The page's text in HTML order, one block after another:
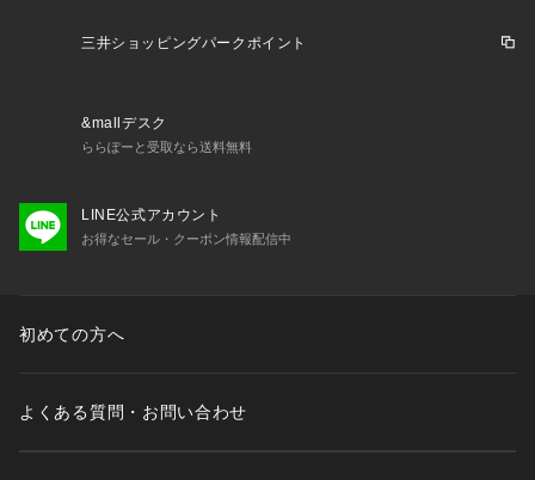
三井ショッピングパークポイント
&mallデスク
ららぽーと受取なら送料無料
LINE公式アカウント
お得なセール・クーポン情報配信中
初めての方へ
よくある質問・お問い合わせ